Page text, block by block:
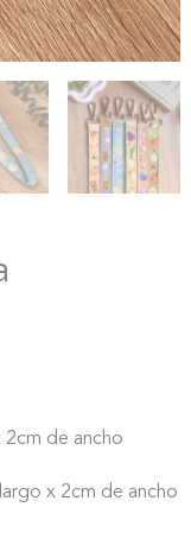
de ancho
x 2cm de ancho